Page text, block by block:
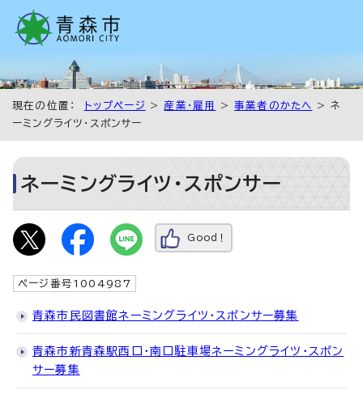
現在の位置： トップページ > 産業・雇用 >事業者のかたへ
> ネ
ーミングライツ・スポンサー
ネーミングライツ・スポンサー
Good！
ページ番号1004987
青森市民図書館ネーミングライツ・スポンサー募集
青森市新青森駅西口・南口駐車場ネーミングライツ・スポン
サー募集